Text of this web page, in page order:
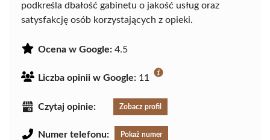
podkreśla dbałość gabinetu o jakość usług oraz
satysfakcję osób korzystających z opieki.
Ocena w Google: 4.5
Liczba opinii w Google: 11
Czytaj opinie: Zobacz profil
Numer telefonu: Pokaż numer